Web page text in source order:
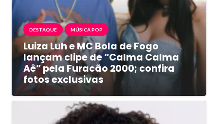
DESTAQUE MÚSICA POP
Luiza Luh e MC Bola de Fogo
lançam clipe de “Calma Calma
Aê” pela Furacão 2000; confira
fotos exclusivas